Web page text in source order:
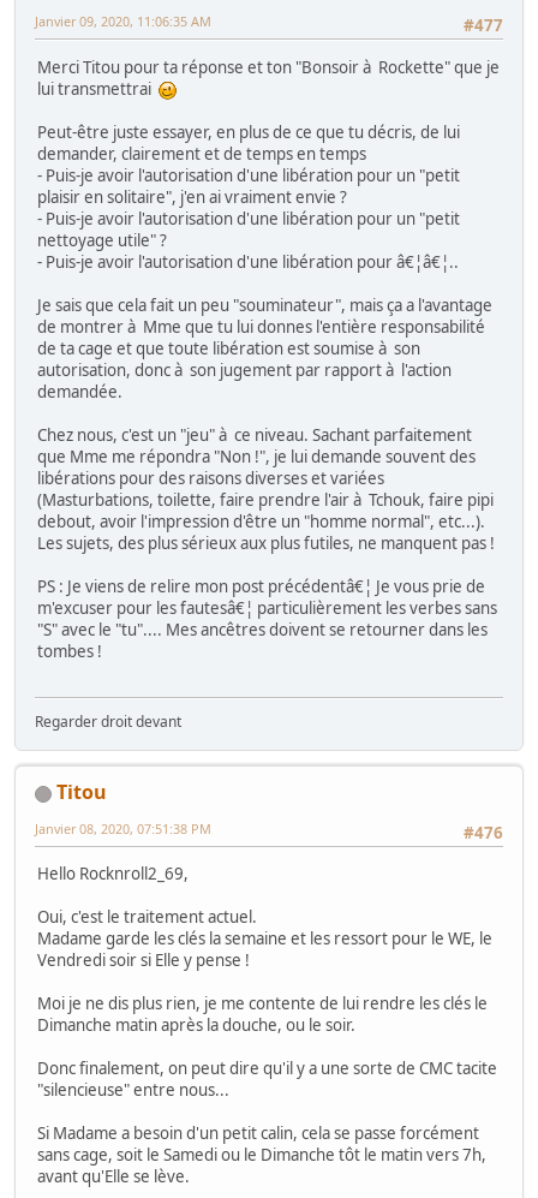
#477
Janvier 09, 2020, 11:06:35 AM
Merci Titou pour ta réponse et ton "Bonsoir à Rockette" que je
lui transmettrai
Peut-être juste essayer, en plus de ce que tu décris, de lui
demander, clairement et de temps en temps
- Puis-je avoir l'autorisation d'une libération pour un "petit
plaisir en solitaire", j'en ai vraiment envie ?
- Puis-je avoir l'autorisation d'une libération pour un "petit
nettoyage utile" ?
- Puis-je avoir l'autorisation d'une libération pour â€¦â€¦..
Je sais que cela fait un peu "souminateur", mais ça a l'avantage
de montrer à Mme que tu lui donnes l'entière responsabilité
de ta cage et que toute libération est soumise à son
autorisation, donc à son jugement par rapport à l'action
demandée.
Chez nous, c'est un "jeu" à ce niveau. Sachant parfaitement
que Mme me répondra "Non !", je lui demande souvent des
libérations pour des raisons diverses et variées
(Masturbations, toilette, faire prendre l'air à Tchouk, faire pipi
debout, avoir l'impression d'être un "homme normal", etc...).
Les sujets, des plus sérieux aux plus futiles, ne manquent pas !
PS : Je viens de relire mon post précédentâ€¦ Je vous prie de
m'excuser pour les fautesâ€¦ particulièrement les verbes sans
"S" avec le "tu".... Mes ancêtres doivent se retourner dans les
tombes !
Regarder droit devant
Titou
#476
Janvier 08, 2020, 07:51:38 PM
Hello Rocknroll2_69,
Oui, c'est le traitement actuel.
Madame garde les clés la semaine et les ressort pour le WE, le
Vendredi soir si Elle y pense !
Moi je ne dis plus rien, je me contente de lui rendre les clés le
Dimanche matin après la douche, ou le soir.
Donc finalement, on peut dire qu'il y a une sorte de CMC tacite
"silencieuse" entre nous...
Si Madame a besoin d'un petit calin, cela se passe forcément
sans cage, soit le Samedi ou le Dimanche tôt le matin vers 7h,
avant qu'Elle se lève.